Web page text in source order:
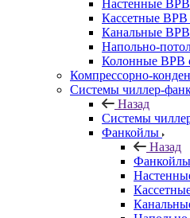
Настенные
Кассетные ВРВ
Канальные
Напольно-
Колонные ВРВ
Компрессорно-
Системы чиллер-
Назад
Системы
Фанкойлы
Назад
Фанкойлы